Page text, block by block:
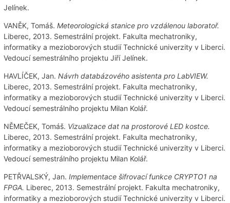
Jelínek.
VANĚK, Tomáš. Meteorologická stanice pro vzdálenou laboratoř.
Liberec, 2013. Semestrální projekt. Fakulta mechatroniky,
informatiky a mezioborových studií Technické univerzity v Liberci.
Vedoucí semestrálního projektu Jiří Jelínek.
HAVLÍČEK, Jan. Návrh databázového asistenta pro LabVIEW.
Liberec, 2013. Semestrální projekt. Fakulta mechatroniky,
informatiky a mezioborových studií Technické univerzity v Liberci.
Vedoucí semestrálního projektu Milan Kolář.
NĚMEČEK, Tomáš. Vizualizace dat na prostorové LED kostce.
Liberec, 2013. Semestrální projekt. Fakulta mechatroniky,
informatiky a mezioborových studií Technické univerzity v Liberci.
Vedoucí semestrálního projektu Milan Kolář.
PETŘVALSKÝ, Jan. Implementace šifrovací funkce CRYPTO1 na
FPGA. Liberec, 2013. Semestrální projekt. Fakulta mechatroniky,
informatiky a mezioborových studií Technické univerzity v Liberci.